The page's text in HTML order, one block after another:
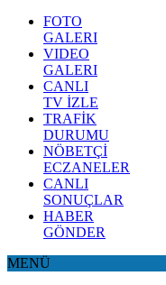
FOTO
GALERI
VIDEO
GALERI
CANLI
TV İZLE
TRAFİK
DURUMU
NÖBETÇİ
ECZANELER
CANLI
SONUÇLAR
HABER
GÖNDER
MENÜ